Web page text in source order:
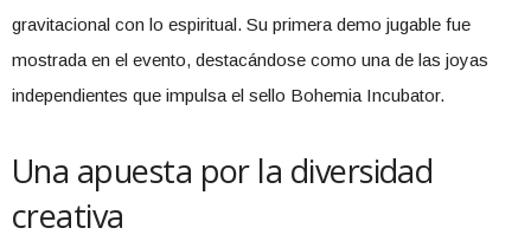
gravitacional con lo espiritual. Su primera demo jugable fue
mostrada en el evento, destacándose como una de las joyas
independientes que impulsa el sello Bohemia Incubator.
Una apuesta por la diversidad
creativa